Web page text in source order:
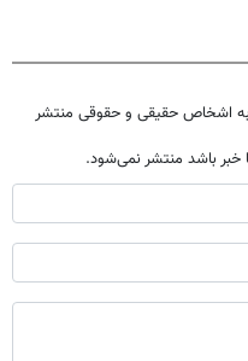
به اشخاص حقیقی و حقوقی منتشر
خبر باشد منتشر نمی‌شود.